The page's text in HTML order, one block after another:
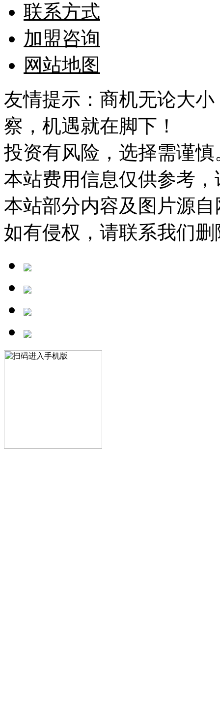
联系方式
加盟咨询
网站地图
友情提示：商机无论大
察，机遇就在脚下！
投资有风险，选择需谨慎
本站费用信息仅供参考
本站部分内容及图片源
如有侵权，请联系我们删